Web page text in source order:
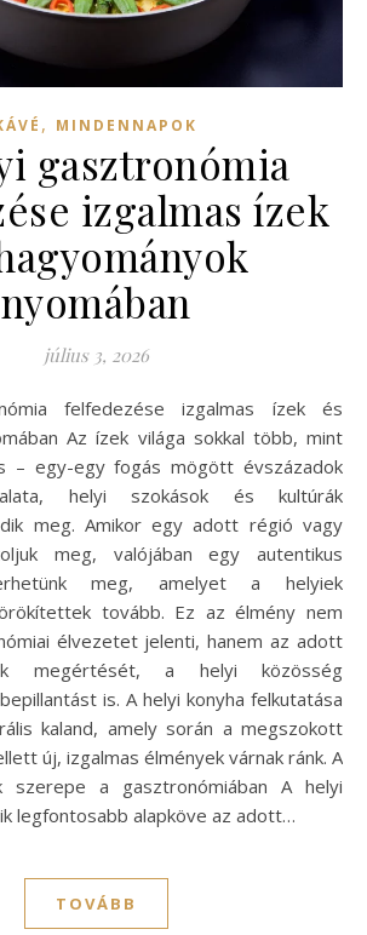
, MINDENNAPOK
gasztronómia
izgalmas ízek
nyomában
július 3, 2026
Az ízek világa sokkal több, mint
– egy-egy fogás mögött évszázadok
helyi szokások és kultúrák
meg. Amikor egy adott régió vagy
meg, valójában egy autentikus
meg, amelyet a helyiek
tovább. Ez az élmény nem
élvezetet jelenti, hanem az adott
megértését, a helyi közösség
is. A helyi konyha felkutatása
kaland, amely során a megszokott
új, izgalmas élmények várnak ránk. A
szerepe a gasztronómiában A helyi
legfontosabb alapköve az adott…
TOVÁBB